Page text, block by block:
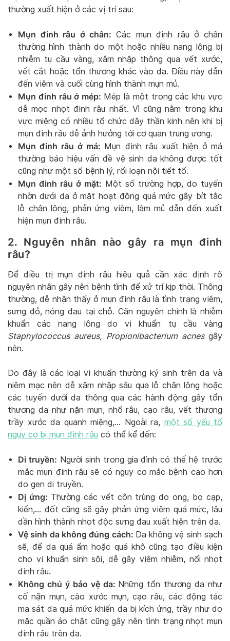
thường xuất hiện ở các vị trí sau:
Mụn đinh râu ở chân: Các mụn đinh râu ở chân
thường hình thành do một hoặc nhiều nang lông bị
nhiễm tụ cầu vàng, xâm nhập thông qua vết xước,
vết cắt hoặc tổn thương khác vào da. Điều này dẫn
đến viêm và cuối cùng hình thành mụn mủ.
Mụn đinh râu ở mép: Mép là một trong các khu vực
dễ mọc nhọt đinh râu nhất. Vì cũng nằm trong khu
vực miệng có nhiều tổ chức dây thần kinh nên khi bị
mụn đinh râu dễ ảnh hưởng tới cơ quan trung ương.
Mụn đinh râu ở má: Mụn đinh râu xuất hiện ở má
thường báo hiệu vấn đề vệ sinh da không được tốt
cũng như một số bệnh lý, rối loạn nội tiết tố.
Mụn đinh râu ở mặt: Một số trường hợp, do tuyến
nhờn dưới da ở mặt hoạt động quá mức gây bít tắc
lỗ chân lông, phản ứng viêm, làm mủ dẫn đến xuất
hiện mụn đinh râu.
2. Nguyên nhân nào gây ra mụn đinh
râu?
Để điều trị mụn đinh râu hiệu quả cần xác định rõ
nguyên nhân gây nên bệnh tình để xử trí kịp thời. Thông
thường, dễ nhận thấy ở mụn đinh râu là tình trạng viêm,
sưng đỏ, nóng đau tại chỗ. Căn nguyên chính là nhiễm
khuẩn các nang lông do vi khuẩn tụ cầu vàng
Staphylococcus aureus, Propionibacterium acnes gây
nên.
Do đây là các loại vi khuẩn thường ký sinh trên da và
niêm mạc nên dễ xâm nhập sâu qua lỗ chân lông hoặc
các tuyến dưới da thông qua các hành động gây tổn
thương da như nặn mụn, nhổ râu, cạo râu, vết thương
trầy xước da quanh miệng,… Ngoài ra, một số yếu tố
nguy cơ bị mụn đinh râu có thể kể đến:
Di truyền: Người sinh trong gia đình có thế hệ trước
mắc mụn đinh râu sẽ có nguy cơ mắc bệnh cao hơn
do gen di truyền.
Dị ứng: Thường các vết côn trùng do ong, bọ cạp,
kiến,… đốt cũng sẽ gây phản ứng viêm quá mức, lâu
dần hình thành nhọt độc sưng đau xuất hiện trên da.
Vệ sinh da không đúng cách: Da không vệ sinh sạch
sẽ, để da quá ẩm hoặc quá khô cũng tạo điều kiện
cho vi khuẩn sinh sôi, dễ gây viêm nhiễm, nổi nhọt
đinh râu.
Không chú ý bảo vệ da: Những tổn thương da như
cố nặn mụn, cào xước mụn, cạo râu, các động tác
ma sát da quá mức khiến da bị kích ứng, trầy như do
mặc quần áo chật cũng gây nên tình trạng nhọt mụn
đinh râu trên da.